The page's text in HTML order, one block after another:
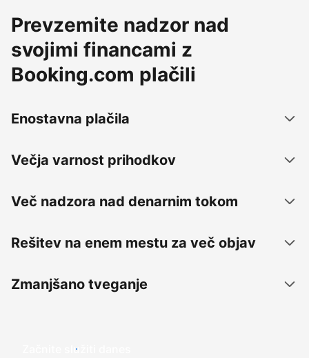
Prevzemite nadzor nad
svojimi financami z
Booking.com plačili
Enostavna plačila
Večja varnost prihodkov
Več nadzora nad denarnim tokom
Rešitev na enem mestu za več objav
Zmanjšano tveganje
Začnite služiti danes